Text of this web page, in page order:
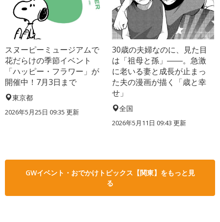
スヌーピーミュージアムで
花だらけの季節イベント
「ハッピー・フラワー」が
開催中！7月3日まで
東京都
2026年5月25日 09:35 更新
30歳の夫婦なのに、見た目
は「祖母と孫」――。急激
に老いる妻と成長が止まっ
た夫の漫画が描く「歳と幸
せ」
全国
2026年5月11日 09:43 更新
GWイベント・おでかけトピックス【関東】をもっと見
る